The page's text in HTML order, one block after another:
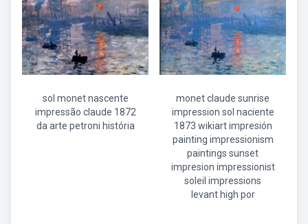
sol monet nascente
impressão claude 1872
da arte petroni história
monet claude sunrise
impression sol naciente
1873 wikiart impresión
painting impressionism
paintings sunset
impresion impressionist
soleil impressions
levant high por